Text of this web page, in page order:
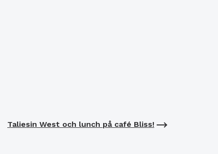
Taliesin West och lunch på café Bliss!